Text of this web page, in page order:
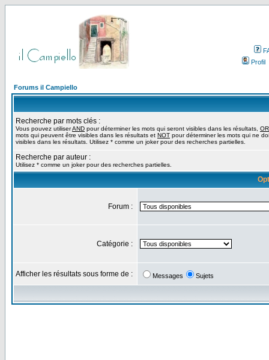
Profil
Forums il Campiello
Recherche par mots clés :
Vous pouvez utiliserAND pour déterminer les mots qui seront visibles dans les résultats, OR
mots qui peuvent être visibles dans les résultats et NOT pour déterminer les mots qui ne
visibles dans les résultats. Utilisez * comme un joker pour des recherches partielles.
Recherche par auteur :
Utilisez * comme un joker pour des recherches partielles.
Forum :
Catégorie :
Afficher les résultats sous forme de : Messages Sujets